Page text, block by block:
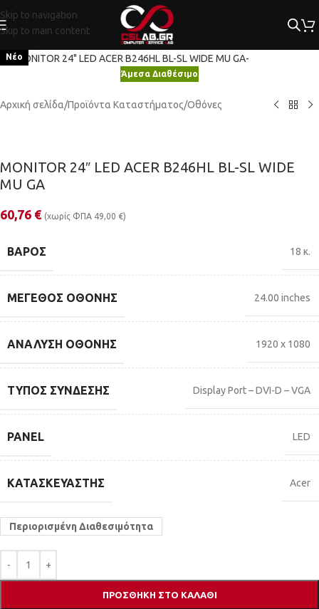
Skip to navigation
Skip to main content
Νέο
Κλικ για μεγέθυνση
Άμεσα Διαθέσιμο
Αρχική σελίδα/Προϊόντα Καταστήματος/Οθόνες
MONITOR 24″ LED ACER B246HL BL-SL WIDE
MU GA
60,76 € (χωρίς ΦΠΑ 49,00 €)
ΒΆΡΟΣ 18 κ.
ΜΈΓΕΘΟΣ ΟΘΌΝΗΣ 24.00 inches
ΑΝΆΛΥΣΗ ΟΘΌΝΗΣ 1920 x 1080
ΤΎΠΟΣ ΣΎΝΔΕΣΗΣ Display Port – DVI-D – VGA
PANEL LED
ΚΑΤΑΣΚΕΥΑΣΤΉΣ Acer
Περιορισμένη Διαθεσιμότητα
ΠΡΟΣΘΉΚΗ ΣΤΟ ΚΑΛΆΘΙ